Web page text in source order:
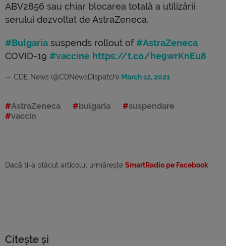
ABV2856 sau chiar blocarea totală a utilizării
serului dezvoltat de AstraZeneca.
#Bulgaria suspends rollout of#AstraZeneca
COVID-19 #vaccine https://t.co/he9wrKnEu8
— CDE News (@CDNewsDispatch) March 12, 2021
AstraZeneca bulgaria
suspendare
vaccin
Dacă ti-a plăcut articolul urmărește SmartRadio pe Facebook
Citește și